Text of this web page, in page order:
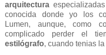
arquitectura
conocida donde yo los
Lumen, aunque, como
complicado perder el
estilógrafo, cuando tenias